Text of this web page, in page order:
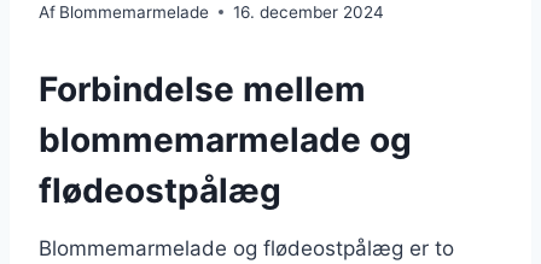
Af Blommemarmelade 16. december 2024
Forbindelse mellem
blommemarmelade og
flødeostpålæg
Blommemarmelade og flødeostpålæg er to